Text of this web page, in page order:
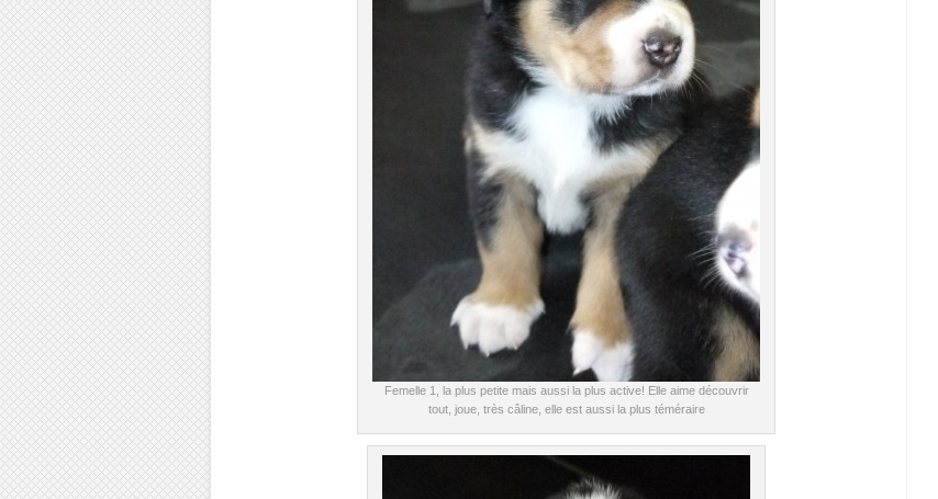
Femelle 1, la plus petite mais aussi la plus active! Elle aime découvrir
tout, joue, très câline, elle est aussi la plus téméraire